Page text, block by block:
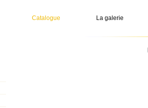
Catalogue La galerie